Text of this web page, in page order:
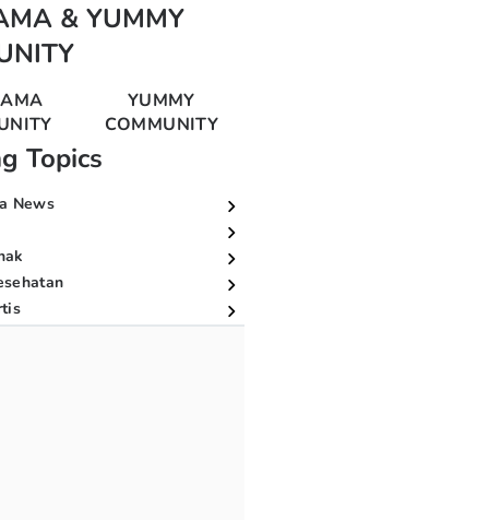
& YUMMY
YUMMY
COMMUNITY
Topics
News